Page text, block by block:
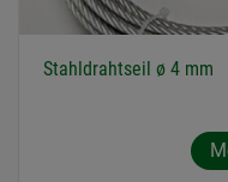
Stahldrahtseil ø 4 mm